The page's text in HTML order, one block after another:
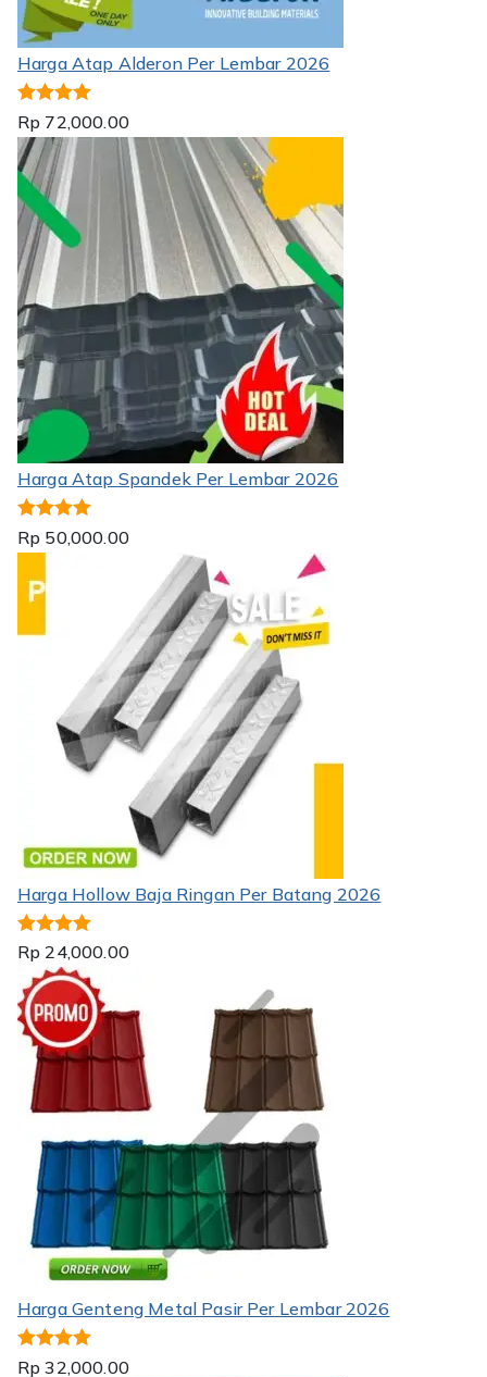
Harga Atap Alderon Per Lembar 2026
Dinilai 5.00
dari 5
Rp 72,000.00
Harga Atap Spandek Per Lembar 2026
Dinilai 5.00
Rp 50,000.00
Harga Hollow Baja Ringan Per Batang 2026
Dinilai 5.00
dari 5
Rp 24,000.00
Harga Genteng Metal Pasir Per Lembar 2026
Dinilai 5.00
Rp 32,000.00